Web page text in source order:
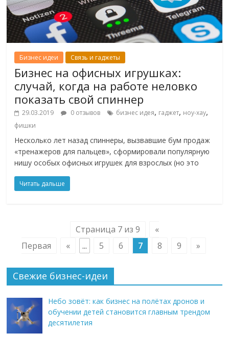
Бизнес идеи Связь и гаджеты
Бизнес на офисных игрушках:
случай, когда на работе неловко
показать свой спиннер
29.03.2019 0 отзывов бизнес идея, гаджет, ноу-хау,
фишки
Несколько лет назад спиннеры, вызвавшие бум продаж
«тренажеров для пальцев», сформировали популярную
нишу особых офисных игрушек для взрослых (но это
Читать дальше
Страница 7 из 9
«
Первая
« ... 5 6 7 8 9 »
Свежие бизнес-идеи
Небо зовёт: как бизнес на полётах дронов и
обучении детей становится главным трендом
десятилетия